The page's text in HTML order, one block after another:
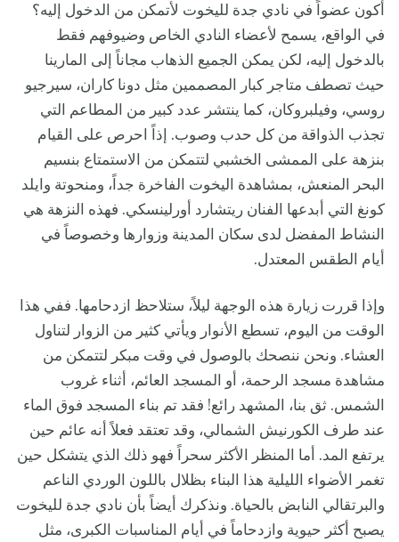
أكون عضواً في نادي جدة لليخوت لأتمكن من الدخول إليه؟
في الواقع، يسمح لأعضاء النادي الخاص وضيوفهم فقط
بالدخول إليه، لكن يمكن الجميع الذهاب مجاناً إلى المارينا
حيث تصطف متاجر كبار المصممين مثل دونا كاران، سيرجيو
روسي، وفيلبروكان، كما ينتشر عدد كبير من المطاعم التي
تجذب الذواقة من كل حدب وصوب. إذاً احرص على القيام
بنزهة على الممشى الخشبي لتتمكن من الاستمتاع بنسيم
البحر المنعش، بمشاهدة اليخوت الفاخرة جداً، ومنحوتة وايلد
كونغ التي أبدعها الفنان ريتشارد أورلينسكي. فهذه النزهة هي
النشاط المفضل لدى سكان المدينة وزوارها وخصوصاً في
أيام الطقس المعتدل.
وإذا قررت زيارة هذه الوجهة ليلاً، ستلاحظ ازدحامها. ففي هذا
الوقت من اليوم، تسطع الأنوار ويأتي كثير من الزوار لتناول
العشاء. ونحن ننصحك بالوصول في وقت مبكر لتتمكن من
مشاهدة مسجد الرحمة، أو المسجد العائم، أثناء غروب
الشمس. ثق بنا، المشهد رائع! فقد تم بناء المسجد فوق الماء
عند طرف الكورنيش الشمالي، وقد تعتقد فعلاً أنه عائم حين
يرتفع المد. أما المنظر الأكثر سحراً فهو ذلك الذي يتشكل حين
تغمر الأضواء الليلية هذا البناء بظلال باللون الوردي الناعم
والبرتقالي النابض بالحياة. ونذكرك أيضاً بأن نادي جدة لليخوت
يصبح أكثر حيوية وازدحاماً في أيام المناسبات الكبرى، مثل